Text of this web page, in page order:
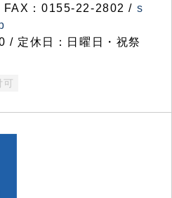
：0155-22-2802 / s
/ 定休日：日曜日・祝祭
可